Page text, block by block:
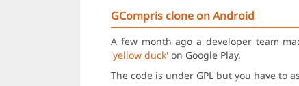
GCompris clone on Android
A few month ago a developer team
'yellow duck' on Google Play.
The code is under GPL but you have to